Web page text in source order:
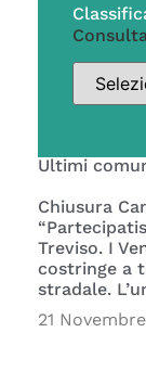
Ultimi
Chiusura
Treviso. I
costringe a
stradale.
21